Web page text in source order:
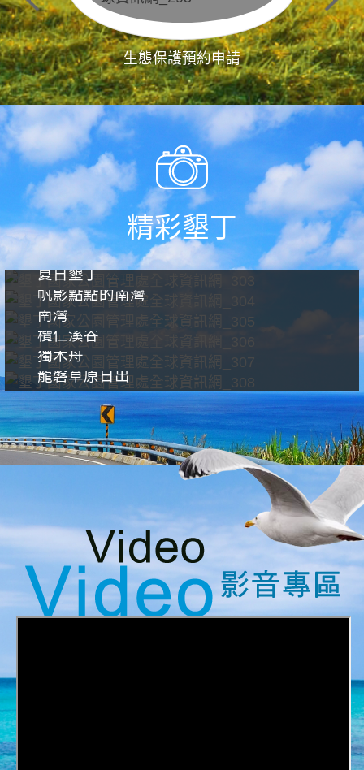
生態保護預約申請
精彩墾丁
夏日墾丁
帆影點點的南灣
南灣
欖仁溪谷
獨木舟
龍磐草原日出